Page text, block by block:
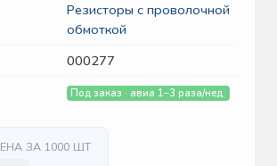
Резисторы с проволочной
обмоткой
000277
Под заказ · авиа 1–3 раза/нед.
ЗА 1000 ШТ